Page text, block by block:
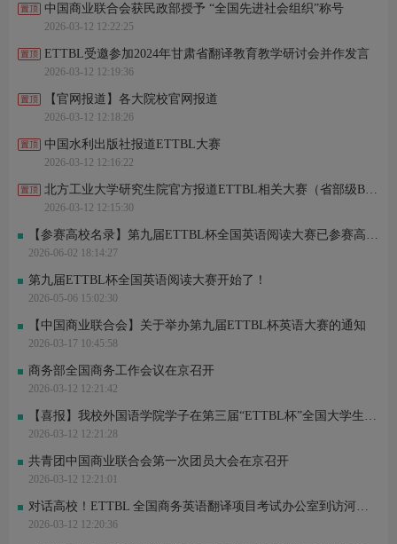
中国商业联合会获民政部授予 “全国先进社会组织”称号
2026-03-12 12:22:25
ETTBL受邀参加2024年甘肃省翻译教育教学研讨会并作发言
2026-03-12 12:19:36
【官网报道】各大院校官网报道
2026-03-12 12:18:26
中国水利出版社报道ETTBL大赛
2026-03-12 12:16:22
北方工业大学研究生院官方报道ETTBL相关大赛（省部级B类）
2026-03-12 12:15:30
【参赛高校名录】第九届ETTBL杯全国英语阅读大赛已参赛高校名单公布！
2026-06-02 18:14:27
第九届ETTBL杯全国英语阅读大赛开始了！
2026-05-06 15:02:30
【中国商业联合会】关于举办第九届ETTBL杯英语大赛的通知
2026-03-17 10:45:58
商务部全国商务工作会议在京召开
2026-03-12 12:21:42
【喜报】我校外国语学院学子在第三届“ETTBL杯”全国大学生英语能力大赛中荣获佳绩
2026-03-12 12:21:28
共青团中国商业联合会第一次团员大会在京召开
2026-03-12 12:21:01
对话高校！ETTBL 全国商务英语翻译项目考试办公室到访河南牧业经济学院交流洽谈
2026-03-12 12:20:36